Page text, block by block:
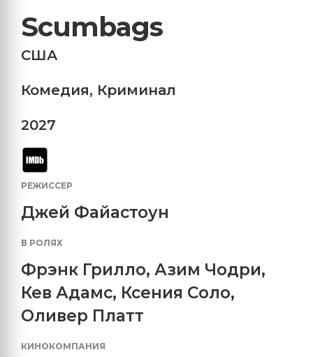
Scumbags
США
Комедия, Криминал
2027
РЕЖИССЕР
Джей Файастоун
В РОЛЯХ
Фрэнк Грилло, Азим Чодри,
Кев Адамс, Ксения Соло,
Оливер Платт
КИНОКОМПАНИЯ